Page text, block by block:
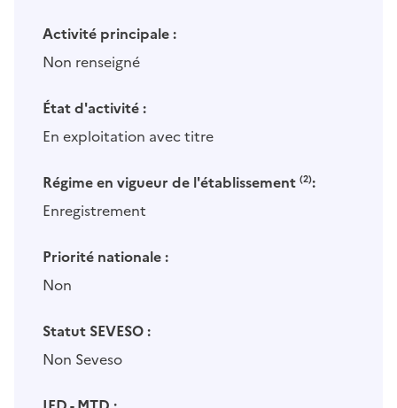
Activité principale :
Non renseigné
État d'activité :
En exploitation avec titre
Régime en vigueur de l'établissement (2):
Enregistrement
Priorité nationale :
Non
Statut SEVESO :
Non Seveso